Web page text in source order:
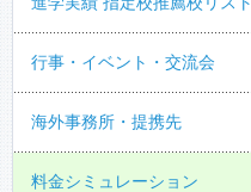
行事・イベント・交流会
海外事務所・提携先
料金シミュレーション